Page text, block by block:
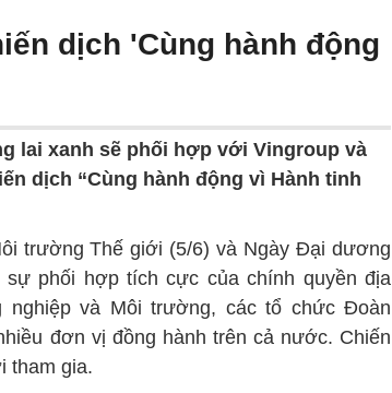
dịch 'Cùng hành động
lai xanh sẽ phối hợp với Vingroup và
dịch “Cùng hành động vì Hành tinh
trường Thế giới (5/6) và Ngày Đại dương
phối hợp tích cực của chính quyền địa
nghiệp và Môi trường, các tổ chức Đoàn
đơn vị đồng hành trên cả nước. Chiến
tham gia.